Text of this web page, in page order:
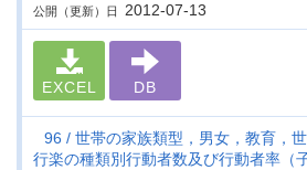
公開（更新）日 2012-07-13
EXCEL DB
96
世帯の家族類型，男女，教育，
行楽の種類別行動者数及び行動者率（